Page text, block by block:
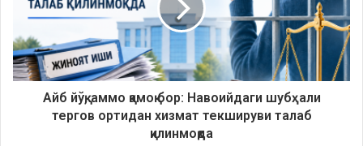
Айб йўқ, аммо қамоқ бор: Навоийдаги шубҳали
тергов ортидан хизмат текшируви талаб
қилинмоқда